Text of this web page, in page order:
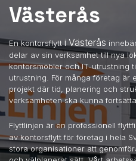
Västerås
En kontorsflytti Västerås
delar av sin verksamhet till nya
kontorsmöbler och IT-utrustning
utrustning. För många företag är
projekt där tid, planering och
verksamheten ska kunna
Flyttlinjen är en professionell
av kontorsflytt för företag i hela
stora organisationer att